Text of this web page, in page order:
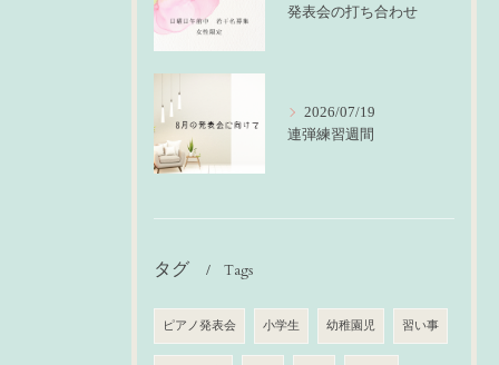
発表会の打ち合わせ
2026/07/19
連弾練習週間
タグ Tags
ピアノ発表会 小学生 幼稚園児 習い事